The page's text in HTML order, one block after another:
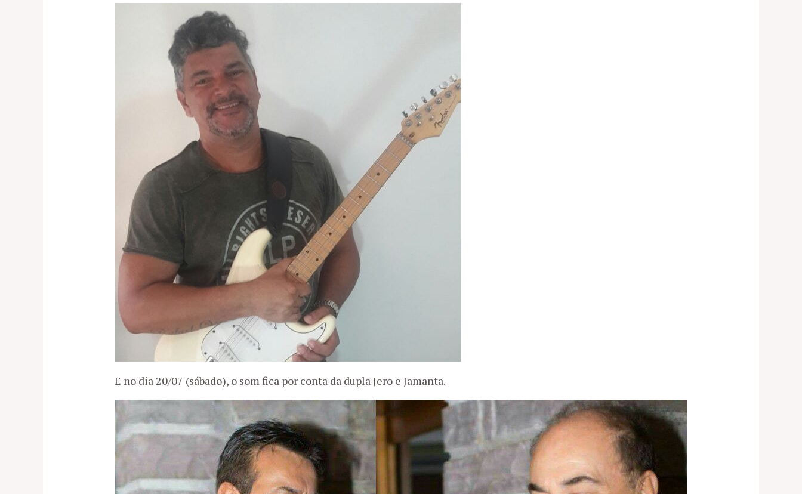
E no dia 20/07 (sábado), o som fica por conta da dupla Jero e Jamanta.